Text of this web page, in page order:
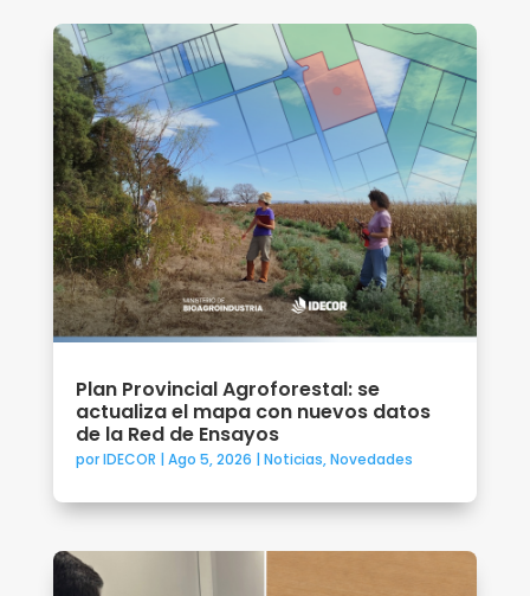
Plan Provincial Agroforestal: se
actualiza el mapa con nuevos datos
de la Red de Ensayos
porIDECOR | Ago 5, 2026 | Noticias,Novedades